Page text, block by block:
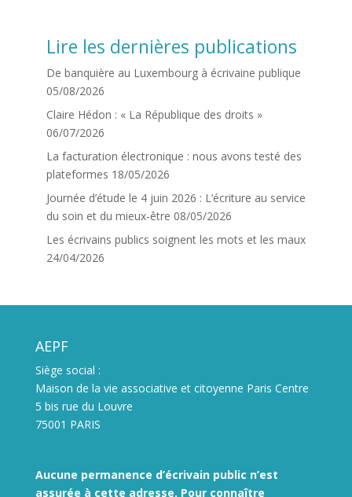
Lire les dernières publications
De banquière au Luxembourg à écrivaine publique
05/08/2026
Claire Hédon : « La République des droits »
06/07/2026
La facturation électronique : nous avons testé des
plateformes 18/05/2026
Journée d’étude le 4 juin 2026 : L’écriture au service
du soin et du mieux-être 08/05/2026
Les écrivains publics soignent les mots et les maux
24/04/2026
AEPF
Siège social :
Maison de la vie associative et citoyenne Paris Centre
5 bis rue du Louvre
75001 PARIS
Aucune permanence d’écrivain public n’est
assurée à cette adresse. Pour connaître